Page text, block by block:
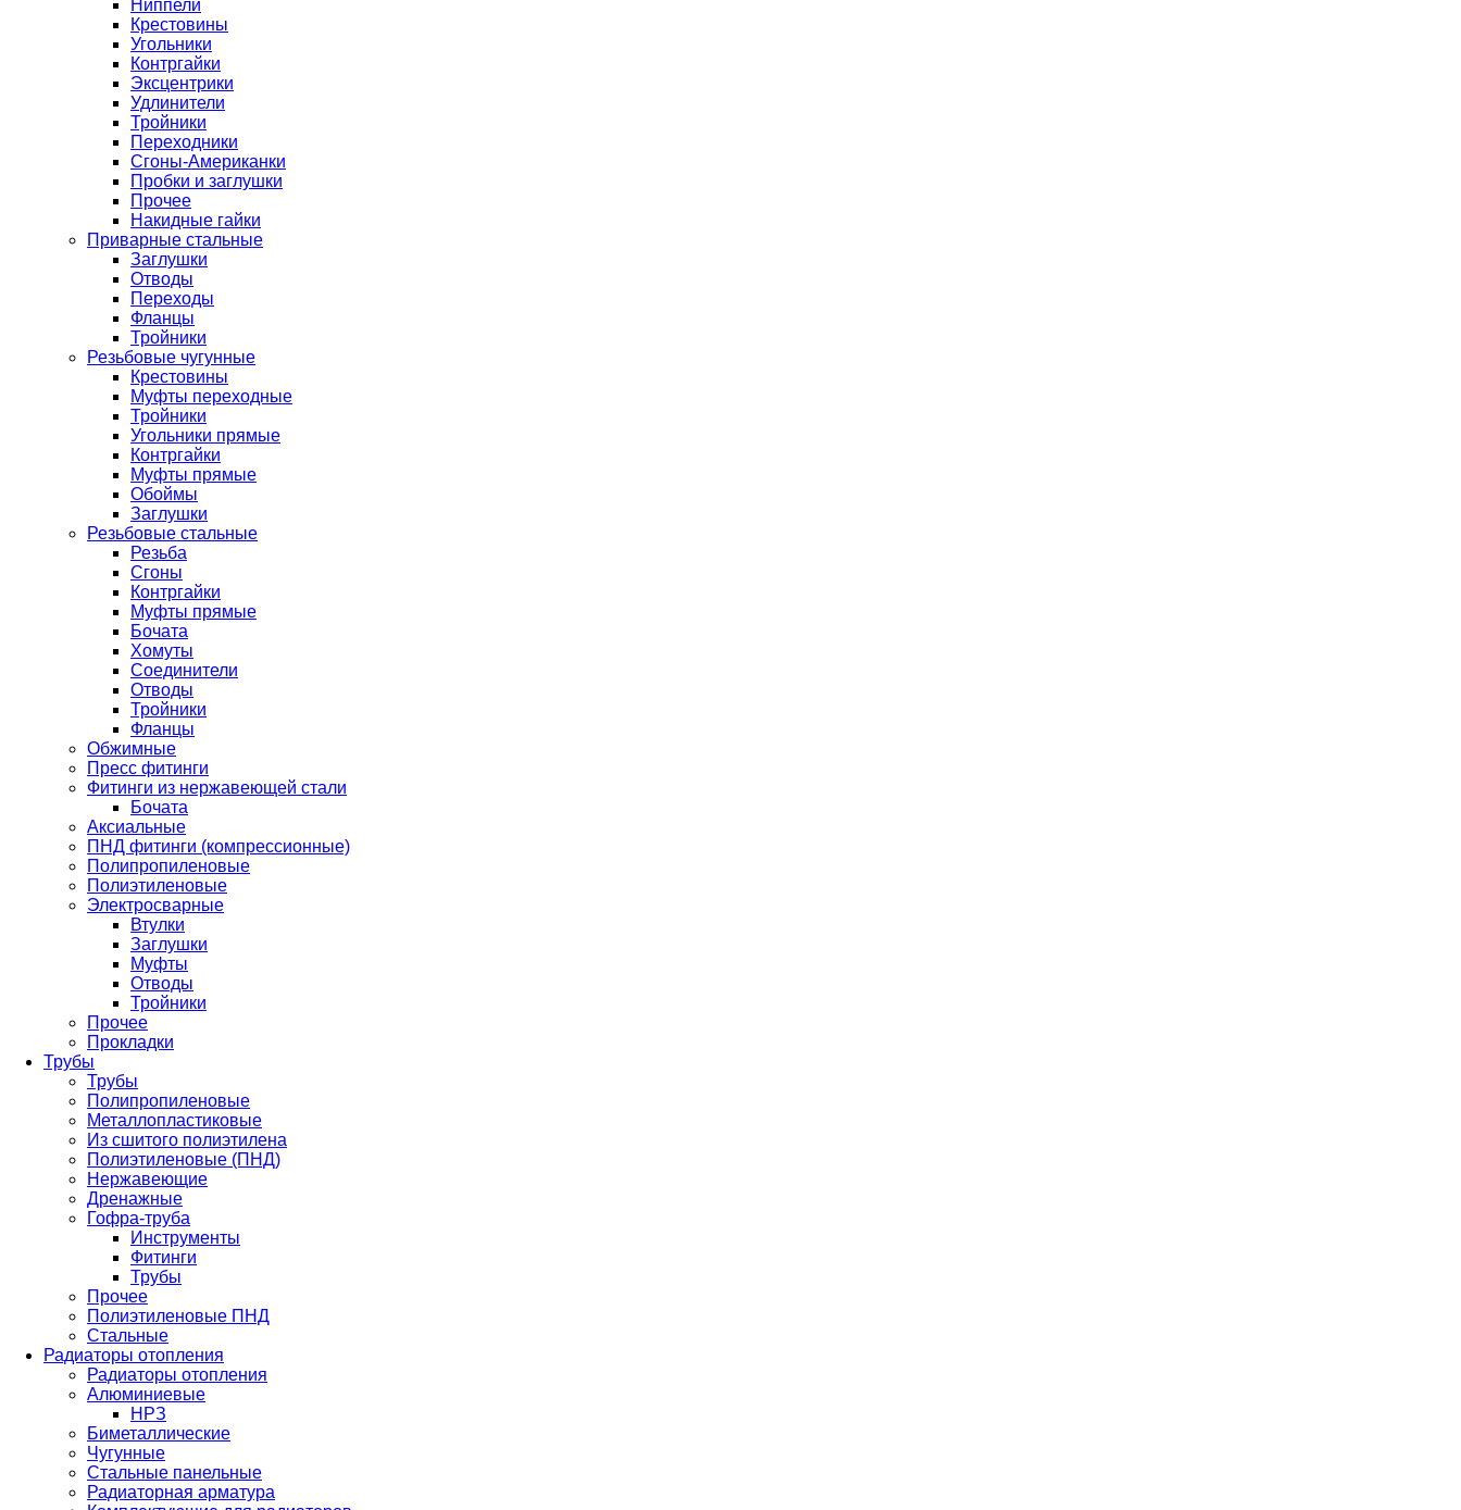
Ниппели
Крестовины
Угольники
Контргайки
Эксцентрики
Удлинители
Тройники
Переходники
Сгоны-Американки
Пробки и заглушки
Прочее
Накидные гайки
Приварные стальные
Заглушки
Отводы
Переходы
Фланцы
Тройники
Резьбовые чугунные
Крестовины
Муфты переходные
Тройники
Угольники прямые
Контргайки
Муфты прямые
Обоймы
Заглушки
Резьбовые стальные
Резьба
Сгоны
Контргайки
Муфты прямые
Бочата
Хомуты
Соединители
Отводы
Тройники
Фланцы
Обжимные
Пресс фитинги
Фитинги из нержавеющей стали
Бочата
Аксиальные
ПНД фитинги (компрессионные)
Полипропиленовые
Полиэтиленовые
Электросварные
Втулки
Заглушки
Муфты
Отводы
Тройники
Прочее
Прокладки
Трубы
Трубы
Полипропиленовые
Металлопластиковые
Из сшитого полиэтилена
Полиэтиленовые (ПНД)
Нержавеющие
Дренажные
Гофра-труба
Инструменты
Фитинги
Трубы
Прочее
Полиэтиленовые ПНД
Стальные
Радиаторы отопления
Радиаторы отопления
Алюминиевые
НРЗ
Биметаллические
Чугунные
Стальные панельные
Радиаторная арматура